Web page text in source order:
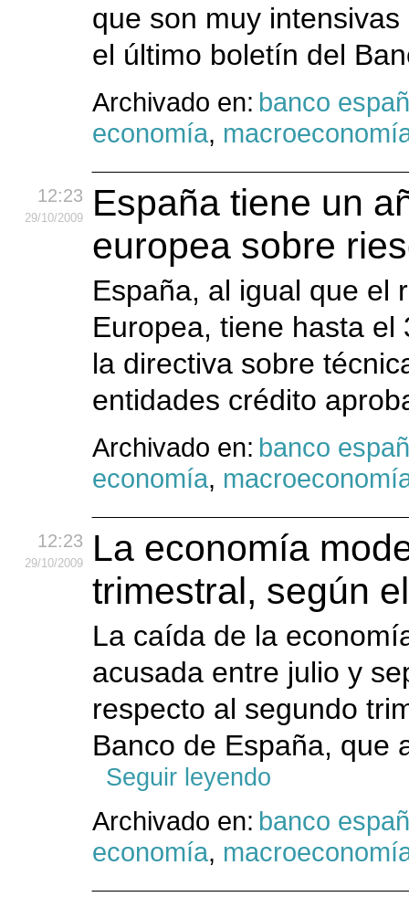
que son muy
el último boletín del
Archivado en: banco
economía,
12:23
29/10/2009
España tiene un
europea sobre
España, al igual que el
Europea, tiene hasta
la directiva sobre
entidades crédito
Archivado en: banco
economía,
12:23
29/10/2009
La economía
trimestral, según
La caída de la
acusada entre julio y
respecto al segundo
Banco de España, que
Seguir leyendo
Archivado en: banco
economía,